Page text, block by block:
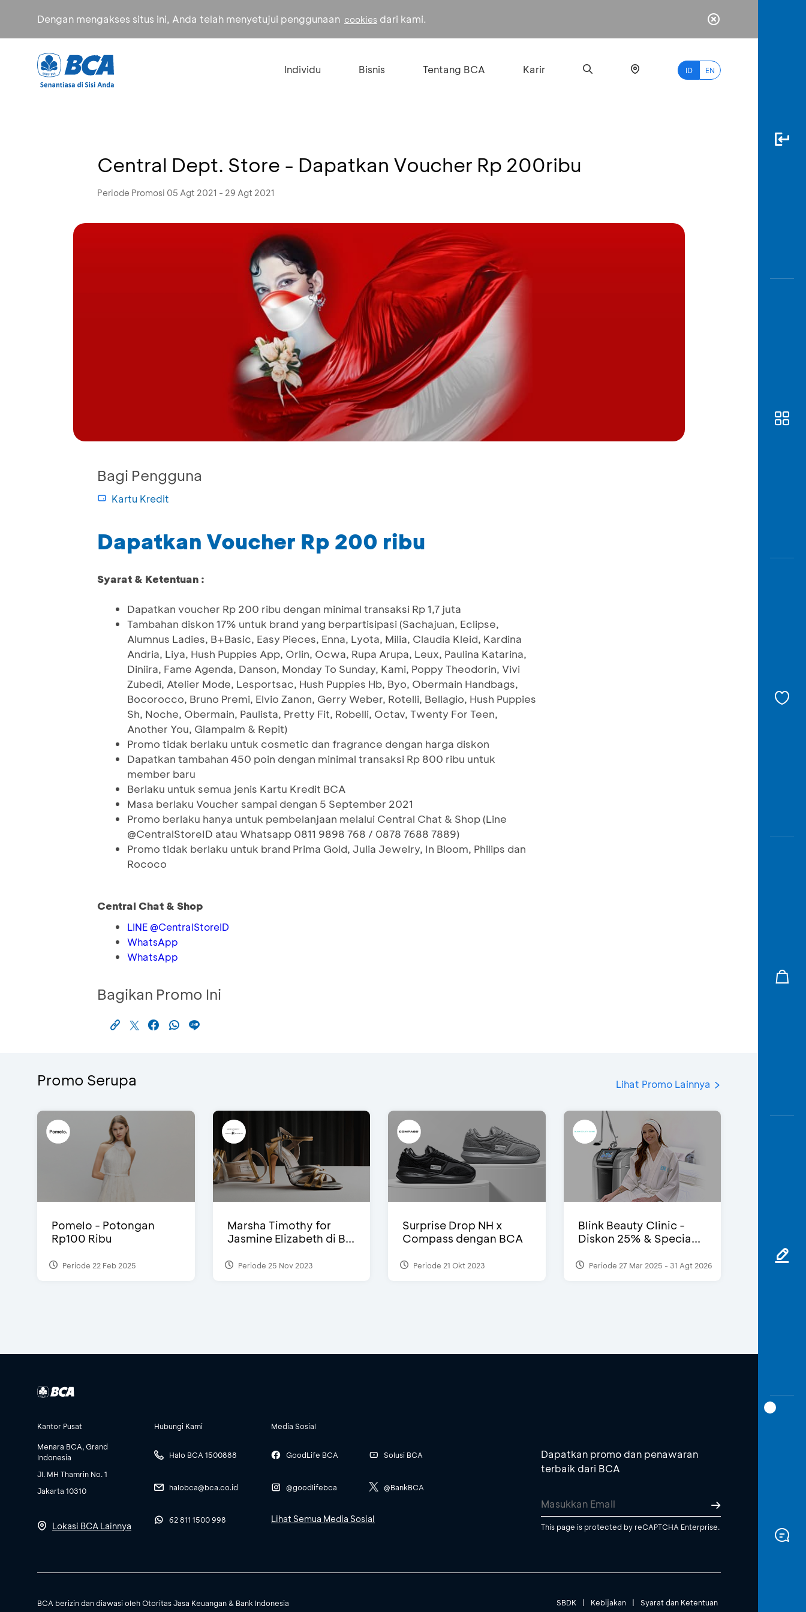
Dengan mengakses situs ini, Anda telah menyetujui penggunaan cookies dari kami.
Individu Bisnis Tentang BCA Karir ID EN
Central Dept. Store - Dapatkan Voucher Rp 200ribu
Periode Promosi 05 Agt 2021 - 29 Agt 2021
Bagi Pengguna
Kartu Kredit
Dapatkan Voucher Rp 200 ribu
Syarat & Ketentuan :
Dapatkan voucher Rp 200 ribu dengan minimal transaksi Rp 1,7 juta
Tambahan diskon 17% untuk brand yang berpartisipasi (Sachajuan, Eclipse,
Alumnus Ladies, B+Basic, Easy Pieces, Enna, Lyota, Milia, Claudia Kleid, Kardina
Andria, Liya, Hush Puppies App, Orlin, Ocwa, Rupa Arupa, Leux, Paulina Katarina,
Diniira, Fame Agenda, Danson, Monday To Sunday, Kami, Poppy Theodorin, Vivi
Zubedi, Atelier Mode, Lesportsac, Hush Puppies Hb, Byo, Obermain Handbags,
Bocorocco, Bruno Premi, Elvio Zanon, Gerry Weber, Rotelli, Bellagio, Hush Puppies
Sh, Noche, Obermain, Paulista, Pretty Fit, Robelli, Octav, Twenty For Teen,
Another You, Glampalm & Repit)
Promo tidak berlaku untuk cosmetic dan fragrance dengan harga diskon
Dapatkan tambahan 450 poin dengan minimal transaksi Rp 800 ribu untuk
member baru
Berlaku untuk semua jenis Kartu Kredit BCA
Masa berlaku Voucher sampai dengan 5 September 2021
Promo berlaku hanya untuk pembelanjaan melalui Central Chat & Shop (Line
@CentralStoreID atau Whatsapp 0811 9898 768 / 0878 7688 7889)
Promo tidak berlaku untuk brand Prima Gold, Julia Jewelry, In Bloom, Philips dan
Rococo
Central Chat & Shop
LINE @CentralStoreID
WhatsApp
WhatsApp
Bagikan Promo Ini
Promo Serupa Lihat Promo Lainnya
Pomelo - Potongan
Rp100 Ribu
Periode 22 Feb 2025
Marsha Timothy for
Jasmine Elizabeth di B...
Periode 25 Nov 2023
Surprise Drop NH x
Compass dengan BCA
Periode 21 Okt 2023
Blink Beauty Clinic -
Diskon 25% & Specia...
Periode 27 Mar 2025 - 31 Agt 2026
Kantor Pusat
Menara BCA, Grand
Indonesia
Jl. MH Thamrin No. 1
Jakarta 10310
Lokasi BCA Lainnya
Hubungi Kami
Halo BCA 1500888
halobca@bca.co.id
62 811 1500 998
Media Sosial
GoodLife BCA
@goodlifebca
Solusi BCA
@BankBCA
Lihat Semua Media Sosial
Dapatkan promo dan penawaran
terbaik dari BCA
This page is protected by reCAPTCHA Enterprise.
SBDK | Kebijakan | Syarat dan Ketentuan
BCA berizin dan diawasi oleh Otoritas Jasa Keuangan & Bank Indonesia